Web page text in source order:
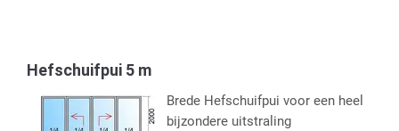
Hefschuifpui 5 m
Brede Hefschuifpui voor een heel
bijzondere uitstraling